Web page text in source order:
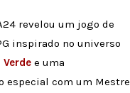
revelou um jogo de
inspirado no universo
e uma
especial com um Mestre